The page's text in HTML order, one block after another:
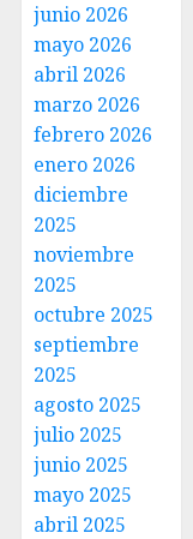
junio 2026
mayo 2026
abril 2026
marzo 2026
febrero 2026
enero 2026
diciembre
2025
noviembre
2025
octubre 2025
septiembre
2025
agosto 2025
julio 2025
junio 2025
mayo 2025
abril 2025